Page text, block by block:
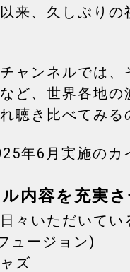
来、久しぶり
ャンネルでは
ど、世界各地
聴き比べてみる
年6月実施のカ
内容を充実さ
々いただいて
ュージョン)
ズ